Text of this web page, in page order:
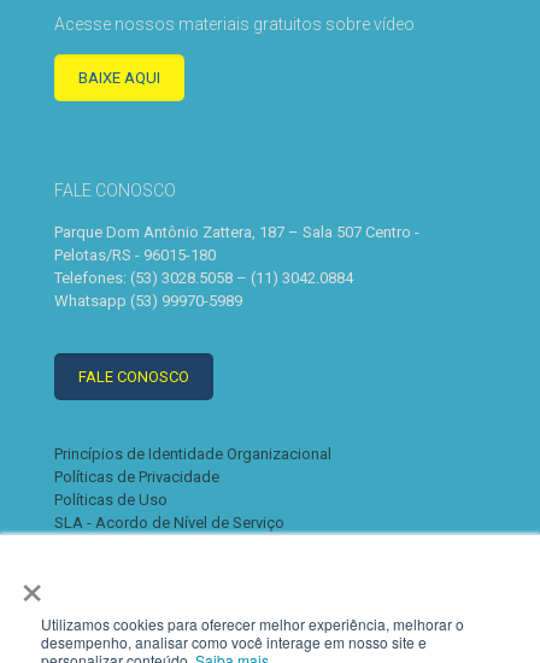
×
Utilizamos cookies para oferecer melhor experiência, melhorar o
desempenho, analisar como você interage em nosso site e
Acesse nossos materiais gratuitos sobre vídeo
BAIXE AQUI
FALE CONOSCO
Parque Dom Antônio Zattera, 187 – Sala 507 Centro -
Pelotas/RS - 96015-180
Telefones: (53) 3028.5058 – (11) 3042.0884
Whatsapp (53) 99970-5989
FALE CONOSCO
Princípios de Identidade Organizacional
Políticas de Privacidade
Políticas de Uso
SLA - Acordo de Nível de Serviço